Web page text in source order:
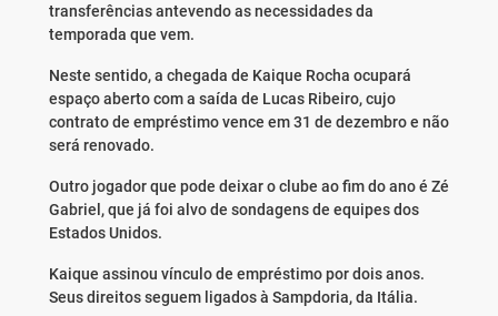
transferências antevendo as necessidades da
temporada que vem.
Neste sentido, a chegada de Kaique Rocha ocupará
espaço aberto com a saída de Lucas Ribeiro, cujo
contrato de empréstimo vence em 31 de dezembro e não
será renovado.
Outro jogador que pode deixar o clube ao fim do ano é Zé
Gabriel, que já foi alvo de sondagens de equipes dos
Estados Unidos.
Kaique assinou vínculo de empréstimo por dois anos.
Seus direitos seguem ligados à Sampdoria, da Itália.